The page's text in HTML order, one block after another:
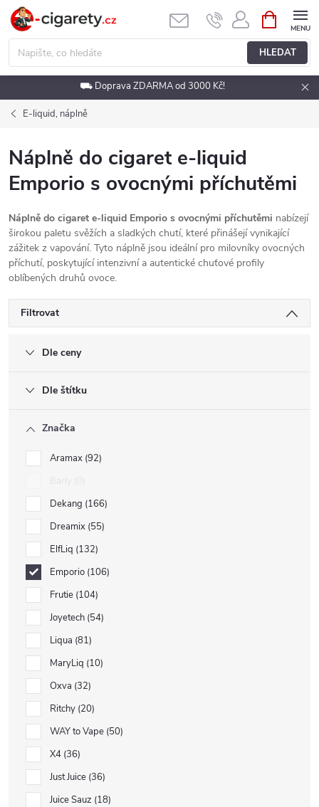
Přejít
obsah
HLEDAT
NÁKUPNÍ
KOŠÍK
⛟ Doprava ZDARMA od 3000 Kč!
E-liquid, náplně
Náplně do cigaret e-liquid
Emporio s ovocnými příchutěmi
Náplně do cigaret e-liquid Emporio s ovocnými příchutěmi nabízejí
širokou paletu svěžích a sladkých chutí, které přinášejí vynikající
zážitek z vapování. Tyto náplně jsou ideální pro milovníky ovocných
příchutí, poskytující intenzivní a autentické chuťové profily
oblíbených druhů ovoce.
Filtrovat
Dle ceny
Dle štítku
Značka
Aramax 92
Dekang 166
Dreamix 55
ElfLiq 132
Emporio 106
Frutie 104
Joyetech 54
Liqua 81
MaryLiq 10
Oxva 32
Ritchy 20
WAY to Vape 50
X4 36
Just Juice 36
Juice Sauz 18